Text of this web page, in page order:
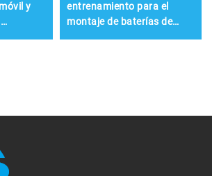
y
entrenamiento para el
montaje de baterías de